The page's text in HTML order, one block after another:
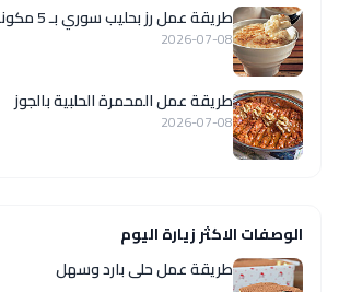
طريقة عمل رز بحليب سوري بـ 5 مكونات
2026-07-08
طريقة عمل المحمرة الحلبية بالجوز
2026-07-08
الوصفات الاكثر زيارة اليوم
طريقة عمل حلى بارد وسهل